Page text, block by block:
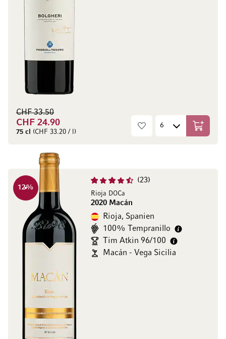
CHF 24.90
CHF 33.50
75 cl (CHF 33.20 / l) In den
23
Rioja DOCa
2020 Macán
12%
Rioja, Spanien
100% Tempranillo
Tim Atkin 96/100
Macán - Vega Sicilia